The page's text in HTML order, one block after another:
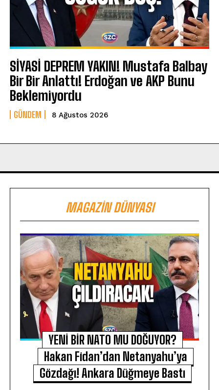
SİYASİ DEPREM YAKIN! Mustafa Balbay
Bir Bir Anlattı! Erdoğan ve AKP Bunu
Beklemiyordu
GÜNDEM 8 Ağustos 2026
MAGAZIN DÜNYASI
YENİ BİR NATO MU DOĞUYOR?
Hakan Fidan’dan Netanyahu’ya
Gözdağı! Ankara Düğmeye Bastı